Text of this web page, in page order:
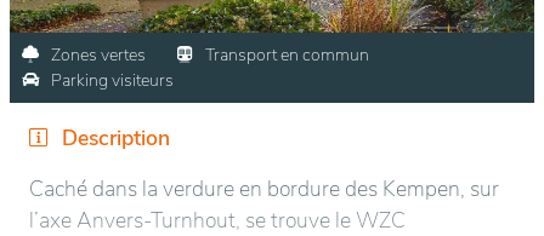
Zones vertes
Transport en commun
Parking visiteurs
Description
Caché dans la verdure en bordure des Kempen, sur
l’axe Anvers-Turnhout, se trouve le WZC